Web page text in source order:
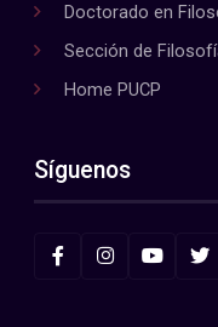
Doctorado en
Sección de
Home PUCP
Síguenos